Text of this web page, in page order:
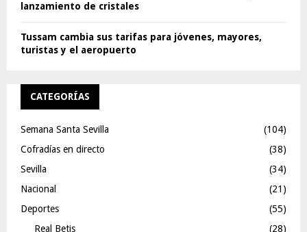
lanzamiento de cristales
Tussam cambia sus tarifas para jóvenes, mayores,
turistas y el aeropuerto
CATEGORÍAS
Semana Santa Sevilla
(104)
Cofradías en directo
(38)
Sevilla
(34)
Nacional
(21)
Deportes
(55)
Real Betis
(28)